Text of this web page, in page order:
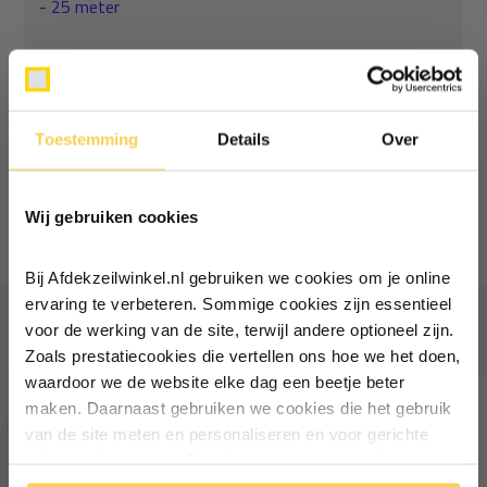
Toestemming Details Over
Wij gebruiken cookies
Bij Afdekzeilwinkel.nl gebruiken we cookies om je online
ervaring te verbeteren. Sommige cookies zijn essentieel
voor de werking van de site, terwijl andere optioneel zijn.
Zoals prestatiecookies die vertellen ons hoe we het doen,
waardoor we de website elke dag een beetje beter
maken. Daarnaast gebruiken we cookies die het gebruik
van de site meten en personaliseren en voor gerichte
- 25 meter
Normaal:
393,02
Je bespaart
16,56
Combideal:
376,47
Vaak samen gekocht
Ontvang €5,- korting!
Schrijf je in voor de nieuwsbrief en
Vul je e-mailadres in‍⁪⁪
Particulier Zakelijk
Inschrijven